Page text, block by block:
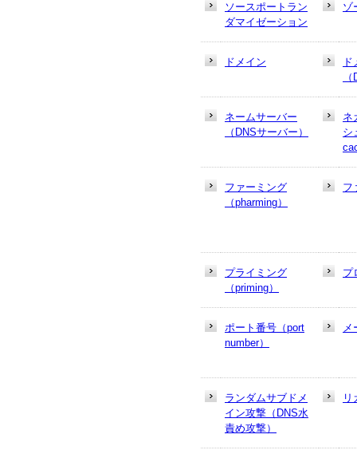
ソースポートラン
ダマイゼーション
ゾ
ドメイン
ネームサーバー
（DNSサーバー）
ネ
シ
ファーミング
（pharming）
フ
プライミング
（priming）
プ
ポート番号（port
number）
メ
ランダムサブドメ
イン攻撃（DNS水
責め攻撃）
リ